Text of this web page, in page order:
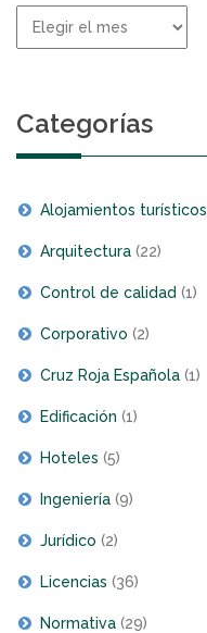
Categorías
Alojamientos turísticos
Arquitectura (22)
Control de calidad (1)
Corporativo (2)
Cruz Roja Española (1)
Edificación (1)
Hoteles (5)
Ingeniería (9)
Jurídico (2)
Licencias (36)
Normativa (29)